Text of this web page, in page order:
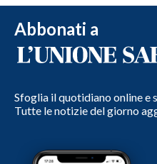
Abbonati a
Sfoglia il quotidiano online e
Tutte le notizie del giorno